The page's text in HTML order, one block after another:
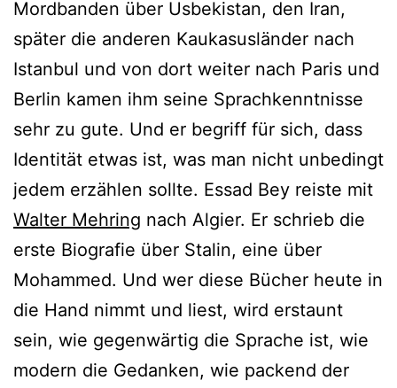
Mordbanden über Usbekistan, den Iran,
später die anderen Kaukasusländer nach
Istanbul und von dort weiter nach Paris und
Berlin kamen ihm seine Sprachkenntnisse
sehr zu gute. Und er begriff für sich, dass
Identität etwas ist, was man nicht unbedingt
jedem erzählen sollte. Essad Bey reiste mit
Walter Mehring nach Algier. Er schrieb die
erste Biografie über Stalin, eine über
Mohammed. Und wer diese Bücher heute in
die Hand nimmt und liest, wird erstaunt
sein, wie gegenwärtig die Sprache ist, wie
modern die Gedanken, wie packend der